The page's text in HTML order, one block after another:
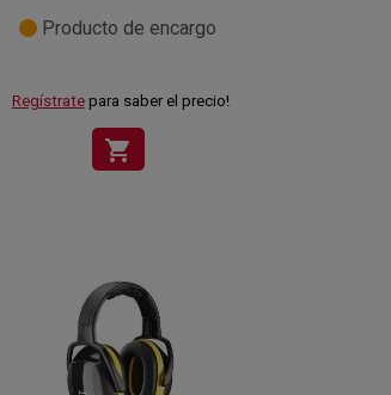
Producto de encargo
Regístratepara saber el precio!
shopping_cart